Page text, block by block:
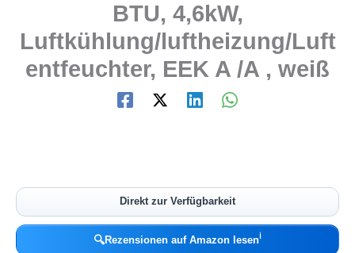
BTU, 4,6kW,
Luftkühlung/luftheizung/Luft
entfeuchter, EEK A /A , weiß
Direkt zur Verfügbarkeit
🔍Rezensionen auf Amazon lesenℹ︎